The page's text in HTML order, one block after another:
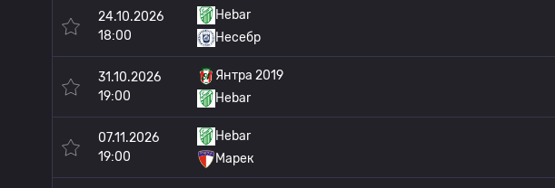
24.10.2026
18:00
Hebar
Несебр
31.10.2026
19:00
Янтра 2019
Hebar
07.11.2026
19:00
Hebar
Марек